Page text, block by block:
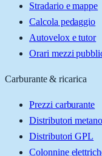
Stradario e mappe
Calcola pedaggio
Autovelox e tutor
Orari mezzi
Carburante & ricarica
Prezzi carburante
Distributori metano
Distributori GPL
Colonnine